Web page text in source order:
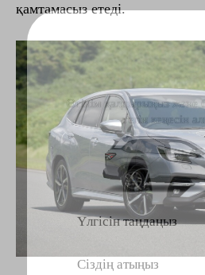
қамтамасыз етеді.
Subaru
тиімді
Өтінім қалдырыңыз және
тегін кеңесін